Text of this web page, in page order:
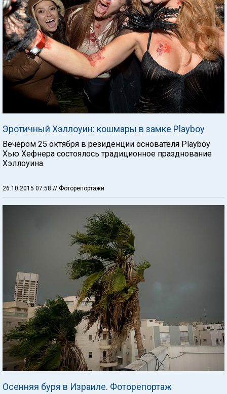
Эротичный Хэллоуин: кошмары в замке Playboy
Вечером 25 октября в резиденции основателя Playboy
Хью Хефнера состоялось традиционное празднование
Хэллоуина.
26.10.2015 07:58 // Фоторепортажи
Осенняя буря в Израиле. Фоторепортаж